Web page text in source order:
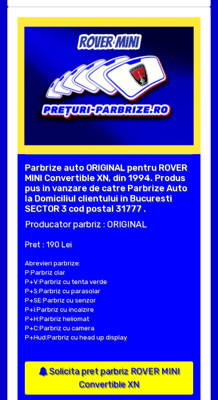
Parbrize auto ORIGINAL pentru ROVER
MINI Convertible XN, din 1994. Produs
pus in vanzare de catre Parbrize Auto
la Domiciliul clientului in Bucuresti
SECTOR 3 cod postal 31777 .
Producator parbriz : ORIGINAL
Pret : 190 Lei
Abrevieri parbrize:
P:Parbriz clar
P+V:Parbriz cu tenta verde
P+S:Parbriz cu parasolar
P+SE:Parbriz cu senzor
P+I:Parbriz cu incalzire
P+H:Parbriz heliomat
P+C:Parbriz cu camera
P+Hud:Parbriz cu head up display
Solicita pret parbriz ROVER MINI
Convertible XN